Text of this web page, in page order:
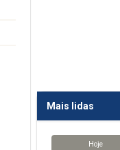
Mais lidas
Hoje